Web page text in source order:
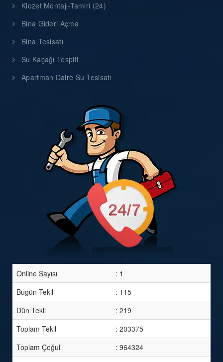
Klozet Montajı-Tamiri (24)
Bina Gideri Açma
Bina Tesisatı
Su Kaçağı Tespiti
Apartman Daire Su Tesisatı
Online Sayısı
: 1
Bugün Tekil
: 115
Dün Tekil
: 219
Toplam Tekil
: 203375
Toplam Çoğul
: 964324